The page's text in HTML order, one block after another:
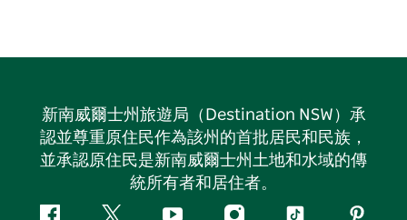
新南威爾士州旅遊局（Destination NSW）承
認並尊重原住民作為該州的首批居民和民族，
並承認原住民是新南威爾士州土地和水域的傳
統所有者和居住者。